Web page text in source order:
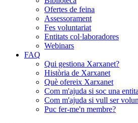
Ofertes de feina
Assessorament
Fes voluntariat
Entitats col·laboradores
Webinars
FAQ
Qui gestiona Xarxanet?
Història de Xarxanet
Què ofereix Xarxanet
Com m'ajuda si soc una
Com m'ajuda si vull ser
Puc fer-me'n membre?